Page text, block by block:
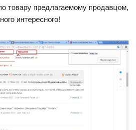
товару предлагаемому продавцом,
интересного!